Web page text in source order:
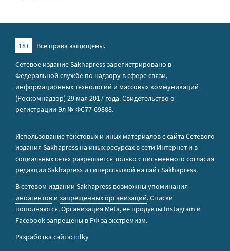
18+
Все права защищены.
Сетевое издание Sakhapress зарегистрировано в
Федеральной службе по надзору в сфере связи,
информационных технологий и массовых коммуникаций
(Роскомнадзор) 29 мая 2017 года. Свидетельство о
регистрации Эл № ФС77-69888.
Использование текстовых и иных материалов с сайта Сетевого
издания Sakhapress на иных ресурсах в сети Интернет и в
социальных сетях разрешается только с письменного согласия
редакции Sakhapress и гиперссылкой на сайт Sakhapress.
В сетевом издании Sakhapress возможны упоминания
иноагентов и запрещенных организаций. Списки
пополняются. Организация Metа, ее продукты Instagram и
Facebook запрещены в РФ за экстремизм.
Разработка сайта: iolky